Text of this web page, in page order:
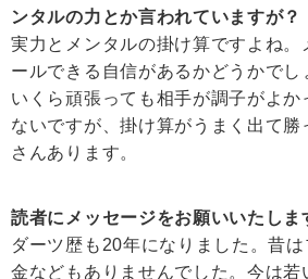
ンタルの力とか言われていますが？
実力とメンタルの掛け算ですよね。
ールできる自信があるかどうかでし
いくら頑張っても相手が調子がよか
ないですが、掛け算がうまく出て勝
さんあります。
読者にメッセージをお願いいたしま
ダーツ歴も20年になりました。昔
金などもありませんでした。今は若